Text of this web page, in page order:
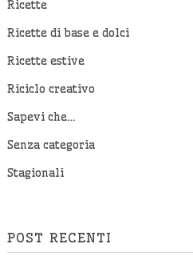
Ricette
Ricette di base e dolci
Ricette estive
Riciclo creativo
Sapevi che…
Senza categoria
Stagionali
POST RECENTI